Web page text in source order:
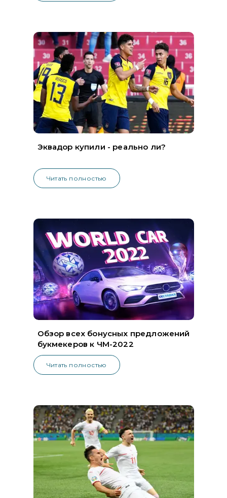
Эквадор купили - реально ли?
Читать полностью
Обзор всех бонусных предложений
букмекеров к ЧМ-2022
Читать полностью